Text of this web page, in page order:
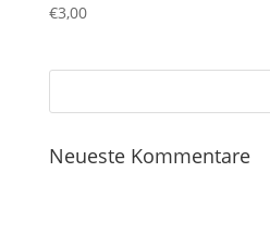
€3,00
Neueste Kommentare